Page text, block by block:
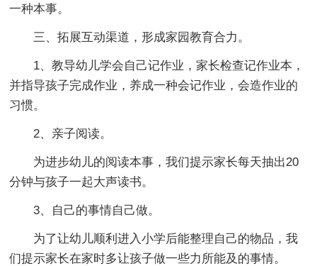
一种本事。
三、拓展互动渠道，形成家园教育合力。
1、教导幼儿学会自己记作业，家长检查记作业本，
并指导孩子完成作业，养成一种会记作业，会造作业的
习惯。
2、亲子阅读。
为进步幼儿的阅读本事，我们提示家长每天抽出20
分钟与孩子一起大声读书。
3、自己的事情自己做。
为了让幼儿顺利进入小学后能整理自己的物品，我
们提示家长在家时多让孩子做一些力所能及的事情。